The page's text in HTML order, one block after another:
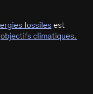
fossiles est
objectifs climatiques.